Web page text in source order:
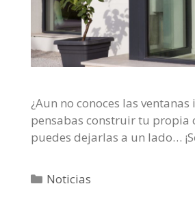
¿Aun no conoces las ventanas
pensabas construir tu propia
puedes dejarlas a un lado…
C
Noticias